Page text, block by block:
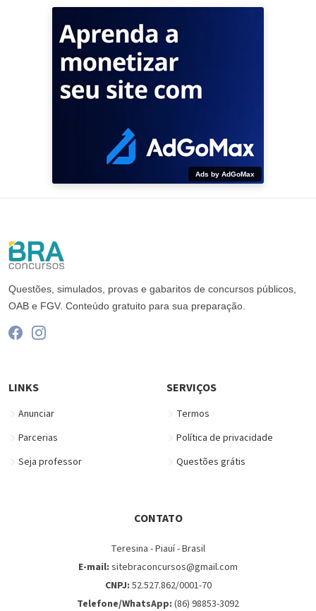
Ads by AdGoMax
Questões, simulados, provas e gabaritos de concursos públicos,
OAB e FGV. Conteúdo gratuito para sua preparação.
LINKS
Anunciar
Parcerias
Seja professor
SERVIÇOS
Termos
Política de privacidade
Questões grátis
CONTATO
Teresina - Piauí - Brasil
E-mail: sitebraconcursos@gmail.com
CNPJ: 52.527.862/0001-70
Telefone/WhatsApp: (86) 98853-3092